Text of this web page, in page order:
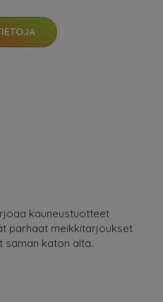
kauneustuotteet
parhaat meikkitarjoukset
saman katon alta.